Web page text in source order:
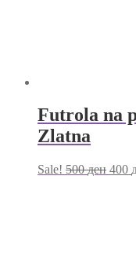
Futrola na
Zlatna
Sale! 500ден 400